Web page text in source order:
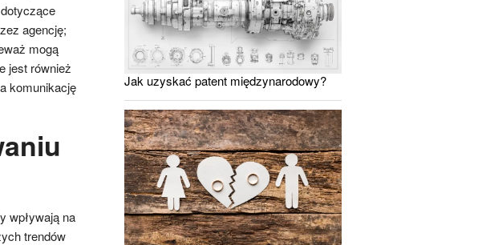
agencję;
mogą
jest również
komunikację
wpływają na
trendów
Jak uzyskać patent międzynarodowy?